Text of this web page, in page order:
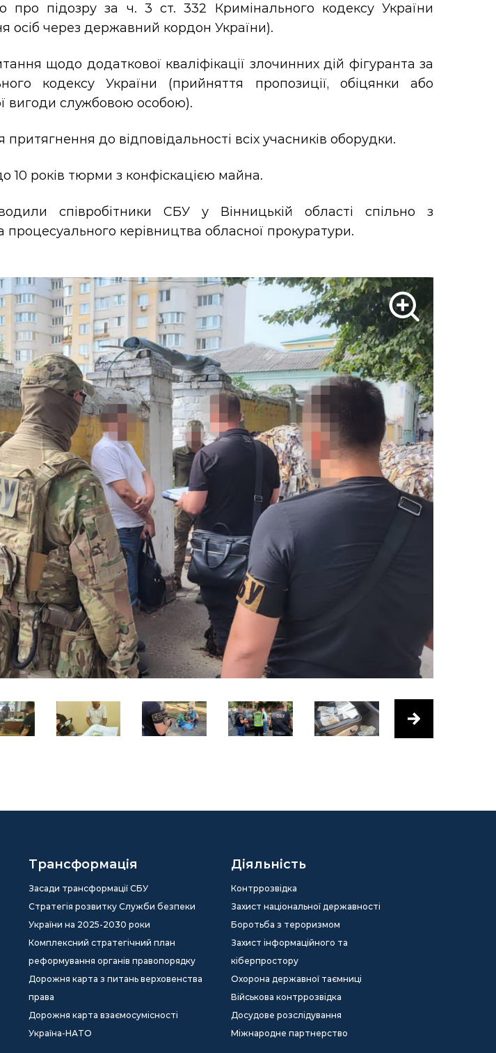
про підозру за ч. 3 ст. 332 Кримінального кодексу України
осіб через державний кордон України).
щодо додаткової кваліфікації злочинних дій фігуранта за
кодексу України (прийняття пропозиції, обіцянки або
вигоди службовою особою).
до відповідальності всіх учасників оборудки.
10 років тюрми з конфіскацією майна.
співробітники СБУ у Вінницькій області спільно з
процесуального керівництва обласної прокуратури.
Трансформація
Засади трансформації СБУ
Стратегія розвитку Служби безпеки
України на 2025-2030 роки
Комплексний стратегічний план
реформування органів правопорядку
Дорожня карта з питань верховенства
права
Дорожня карта взаємосумісності
Україна-НАТО
Діяльність
Контррозвідка
Захист національної державності
Боротьба з тероризмом
Захист інформаційного та
кіберпростору
Охорона державної таємниці
Військова контррозвідка
Досудове розслідування
Міжнародне партнерство